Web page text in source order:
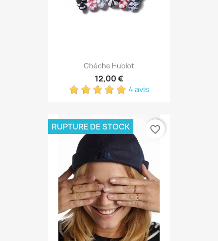
Chèche Hublot
12,00 €
4 avis
RUPTURE DE STOCK favorite_border